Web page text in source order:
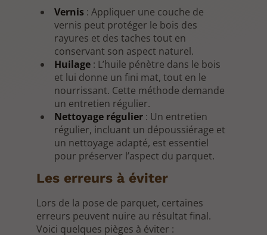
Vernis: Appliquer une couche de
vernis peut protéger le bois des
rayures et des taches tout en
conservant son aspect naturel.
Huilage: L’huile pénètre dans le bois
et lui donne un fini mat, tout en le
nourrissant. Cette méthode demande
un entretien régulier.
Nettoyage régulier: Un entretien
régulier, incluant un dépoussiérage et
un nettoyage adapté, est essentiel
pour préserver l’aspect du parquet.
Les erreurs à éviter
Lors de la pose de parquet, certaines
erreurs peuvent nuire au résultat final.
Voici quelques pièges à éviter :